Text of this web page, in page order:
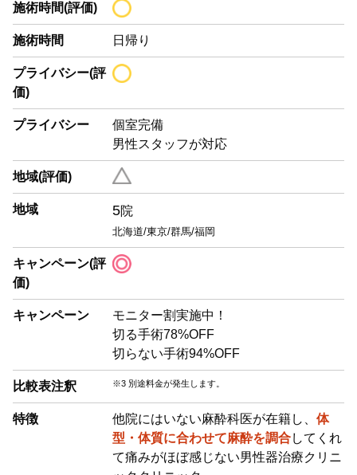
施術時間(評価)
施術時間 日帰り
プライバシー(評
価)
プライバシー
個室完備
男性スタッフが対応
地域(評価)
地域 5院
北海道/東京/群馬/福岡
キャンペーン(評
価)
キャンペーン
モニター割実施中！
切る手術78%OFF
切らない手術94%OFF
比較表注釈 ※3 別途料金が発生します。
特徴 他院にはいない麻酔科医が在籍し、 体
型・体質に合わせて麻酔を調合してくれ
て痛みがほぼ感じない男性器治療クリニ